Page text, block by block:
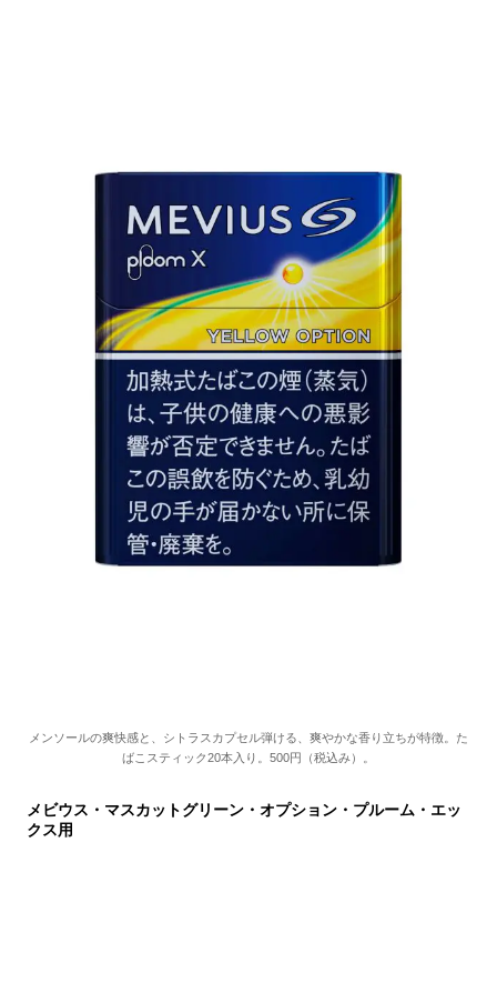
メンソールの爽快感と、シトラスカプセル弾ける、爽やかな香り立ちが特徴。た
ばこスティック20本入り。500円（税込み）。
メビウス・マスカットグリーン・オプション・プルーム・エッ
クス用